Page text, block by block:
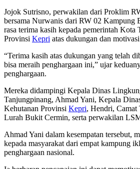
Jojok Sutrisno, perwakilan dari Proklim
bersama Nurwanis dari RW 02 Kampung
rasa terima kasih kepada pemerintah Kota
Provinsi Kepri atas dukungan dan
“Terima kasih atas dukungan yang telah
bisa meraih penghargaan ini,” ujar
penghargaan.
Mereka didampingi Kepala Dinas
Tanjungpinang, Ahmad Yani, Kepala
Kehutanan Provinsi Kepri, Hendri, Camat
Lurah Bukit Cermin, serta perwakilan
Ahmad Yani dalam kesempatan tersebut,
kepada masyarakat dari empat kampung
penghargaan nasional.